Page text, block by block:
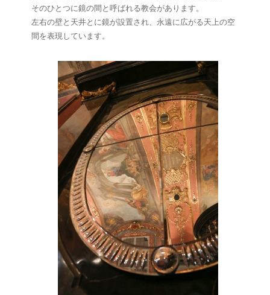
そのひとつに鏡の間と呼ばれる教会があります。
左右の壁と天井とに鏡が設置され、永遠に広がる天上の空
間を表現しています。